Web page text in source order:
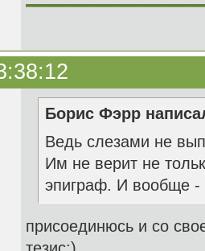
Борис Фэрр
Ведь слезами не
Им не верит не
эпиграф. И вообще -
присоединюсь и со